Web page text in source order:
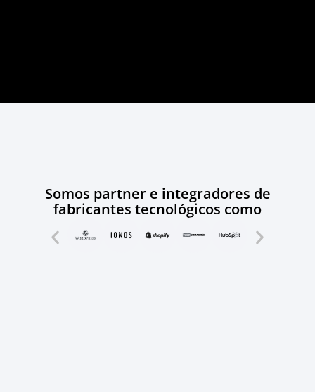
Somos partner e integradores de
fabricantes tecnológicos como